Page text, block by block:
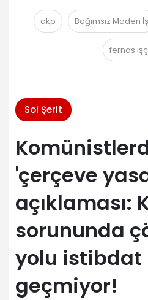
akp Bağımsız Maden İş
fernas
Sol Şerit
'çerçeve
açıklaması:
sorununda
yolu istibdat
geçmiyor!